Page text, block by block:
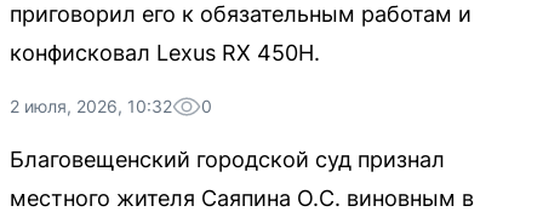
приговорил его к обязательным работам и
конфисковал Lexus RX 450H.
2 июля, 2026, 10:32 0
Благовещенский городской суд признал
местного жителя Саяпина О.С. виновным в